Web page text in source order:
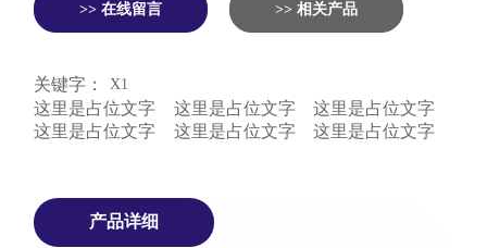
>> 在线留言 >> 相关产品
关键字： X1
这里是占位文字 这里是占位文字
这里是占位文字
这里是占位文字
这里是占位文字 这里是占位文字
产品详细